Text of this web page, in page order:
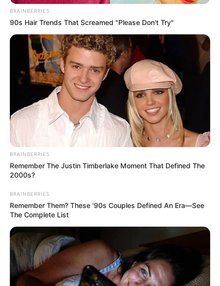
BRAINBERRIES
90s Hair Trends That Screamed "Please Don't Try"
BRAINBERRIES
Remember The Justin Timberlake Moment That Defined The
2000s?
BRAINBERRIES
Remember Them? These '90s Couples Defined An Era—See
The Complete List